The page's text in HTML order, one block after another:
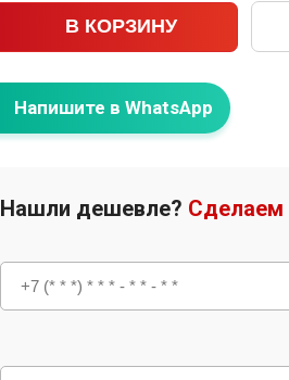
В КОРЗИНУ
Напишите в WhatsApp
Нашли дешевле? Сделаем